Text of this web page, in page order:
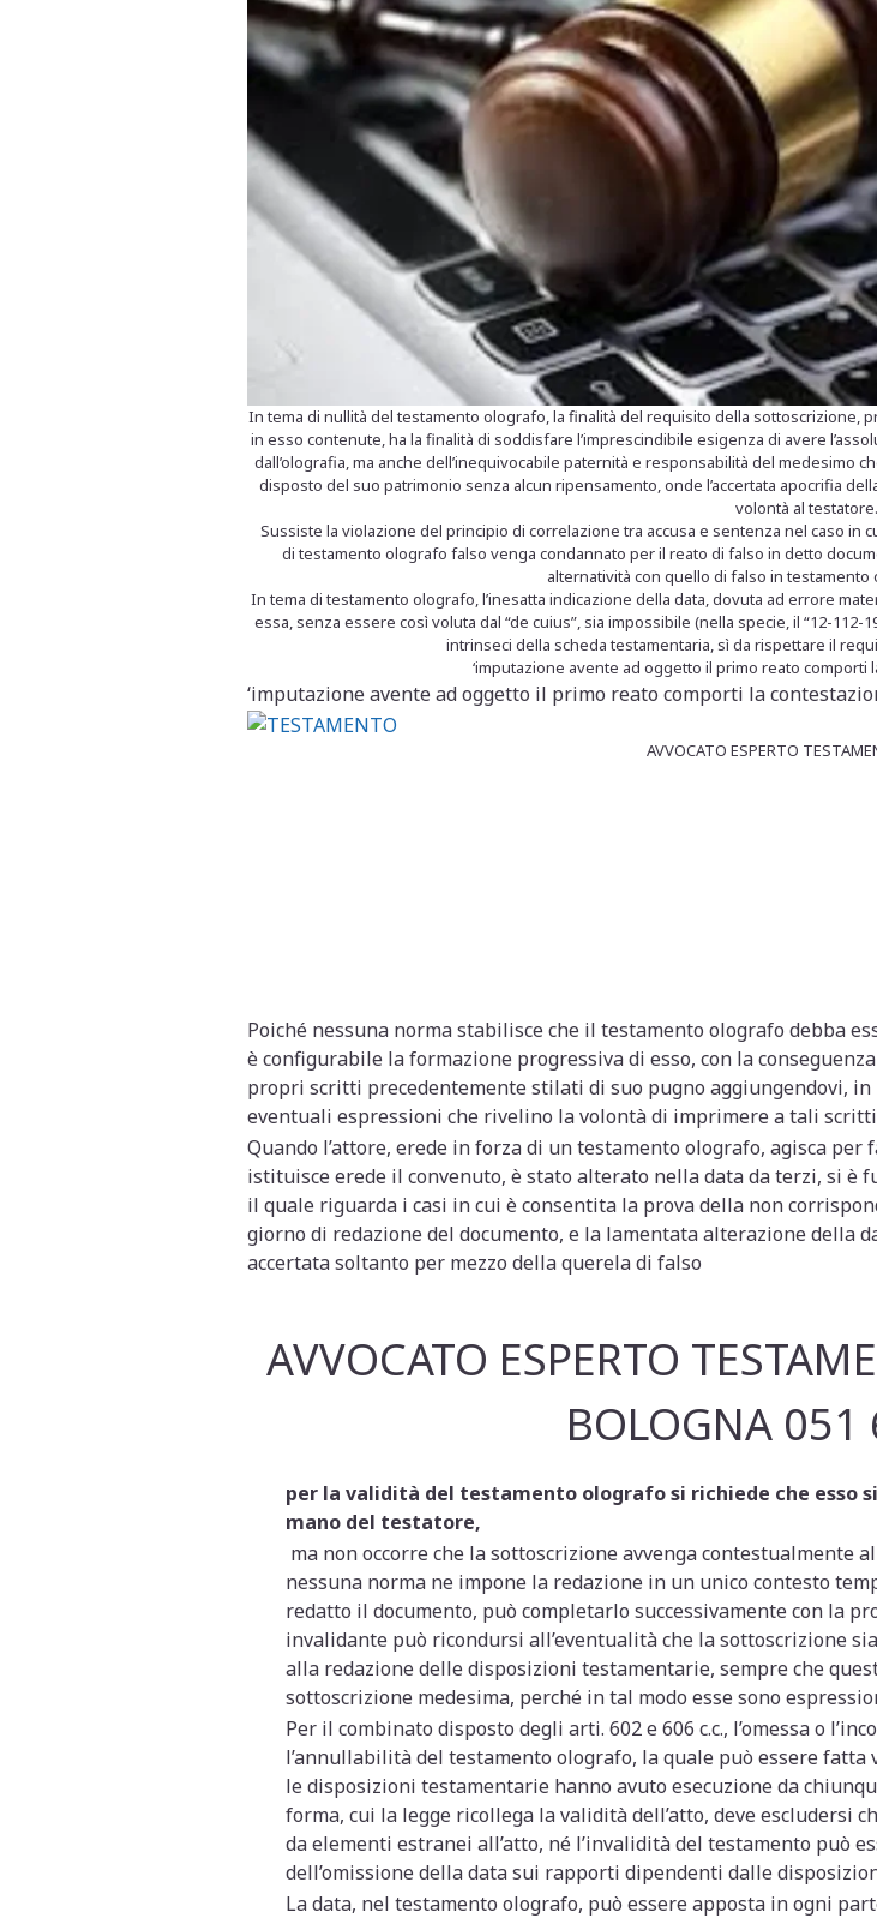
In tema di nullità del testamento olografo, la finalità del requisito della sottoscrizione,
in esso contenute, ha la finalità di soddisfare l’imprescindibile esigenza di avere
dall’olografia, ma anche dell’inequivocabile paternità e responsabilità del medesimo
disposto del suo patrimonio senza alcun ripensamento, onde l’accertata apocrifia
volontà al testatore.
Sussiste la violazione del principio di correlazione tra accusa e sentenza nel caso in
di testamento olografo falso venga condannato per il reato di falso in detto
alternatività con quello di falso in
In tema di testamento olografo, l’inesatta indicazione della data, dovuta ad errore
essa, senza essere così voluta dal “de cuius”, sia impossibile (nella specie, il “12-
intrinseci della scheda testamentaria, sì da rispettare il
‘imputazione avente ad oggetto il primo reato
‘imputazione avente ad oggetto il primo reato comporti la
AVVOCATO ESPERTO
Poiché nessuna norma stabilisce che il testamento olografo debba
è configurabile la formazione progressiva di esso, con la
propri scritti precedentemente stilati di suo pugno aggiungendovi, in
eventuali espressioni che rivelino la volontà di imprimere a tali
Quando l’attore, erede in forza di un testamento olografo, agisca
istituisce erede il convenuto, è stato alterato nella data da terzi, si è
il quale riguarda i casi in cui è consentita la prova della non
giorno di redazione del documento, e la lamentata alterazione della
accertata soltanto per mezzo della querela di falso
AVVOCATO ESPERTO
BOLOGNA
per la validità del testamento olografo si richiede che
mano del testatore,
ma non occorre che la sottoscrizione avvenga contestualmente
nessuna norma ne impone la redazione in un unico contesto
redatto il documento, può completarlo successivamente con la
invalidante può ricondursi all’eventualità che la sottoscrizione
alla redazione delle disposizioni testamentarie, sempre che
sottoscrizione medesima, perché in tal modo esse sono
Per il combinato disposto degli arti. 602 e 606 c.c., l’omessa o
l’annullabilità del testamento olografo, la quale può essere
le disposizioni testamentarie hanno avuto esecuzione da
forma, cui la legge ricollega la validità dell’atto, deve escludersi
da elementi estranei all’atto, né l’invalidità del testamento può
dell’omissione della data sui rapporti dipendenti dalle
La data, nel testamento olografo, può essere apposta in ogni